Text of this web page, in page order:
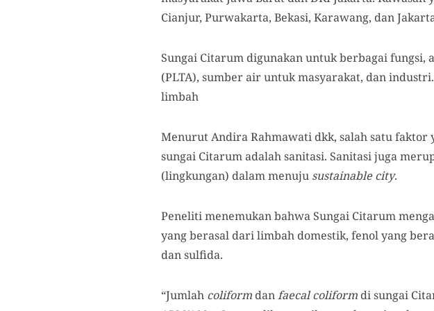
Cianjur, Purwakarta, Bekasi, Karawang, dan
Sungai Citarum digunakan untuk berbagai
(PLTA), sumber air untuk masyarakat, dan
limbah
Menurut Andira Rahmawati dkk, salah satu
sungai Citarum adalah sanitasi. Sanitasi juga
(lingkungan) dalam menuju sustainable city.
Peneliti menemukan bahwa Sungai Citarum
yang berasal dari limbah domestik, fenol yang
dan sulfida.
“Jumlah coliform danfaecal coliform di sungai